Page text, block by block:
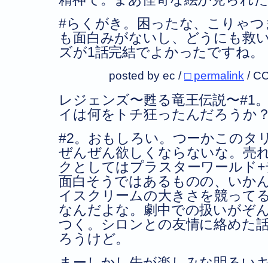
#らくがき。困ったな、こりゃ
も面白みがないし、どうにも救
ズが1話完結でよかったですね。
posted by ec /□ permalink /
レジェンズ〜甦る竜王伝説〜#1
イは何をトチ狂ったんだろうか
#2。おもしろい。つーかこのタ
ぜんぜん欲しくならないな。売
クとしてはプラスターワールド
面白そうではあるものの、いか
イスクリームの大きさを競って
なんだよな。劇中での扱いがぞ
つく。シロンとの友情に絡めた
ろうけど。